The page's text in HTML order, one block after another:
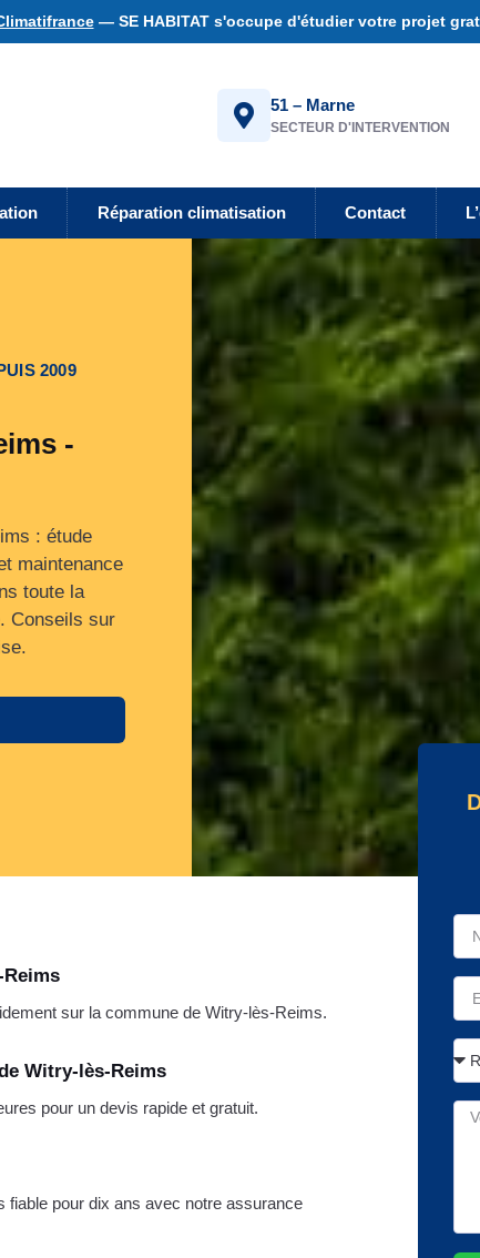
— SE HABITAT s'occupe d'étudier votre projet
51 – Marne
SECTEUR D'INTERVENTION
Réparation climatisation Contact
2009
-
: étude
maintenance
toute la
Conseils sur
sur la commune de Witry-lès-Reims.
Witry-lès-Reims
pour un devis rapide et gratuit.
fiable pour dix ans avec notre assurance